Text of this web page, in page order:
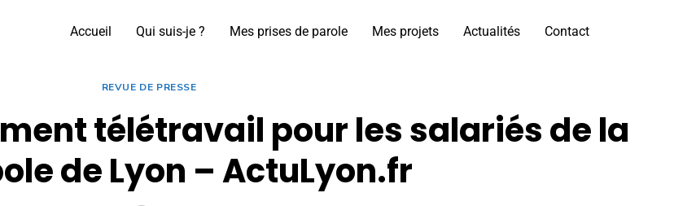
Accueil Qui suis-je ? Mes prises de parole Mes projets Actualités Contact
REVUE DE PRESSE
télétravail pour les salariés de la
de Lyon – ActuLyon.fr